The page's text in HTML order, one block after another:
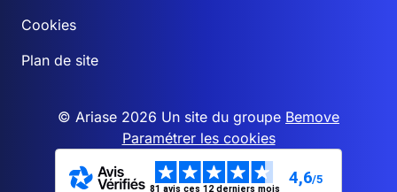
Cookies
Plan de site
© Ariase 2026 Un site du groupe Bemove
Paramétrer les cookies
81 avis ces 12 derniers mois
4,6/5